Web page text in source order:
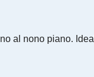
al nono piano.